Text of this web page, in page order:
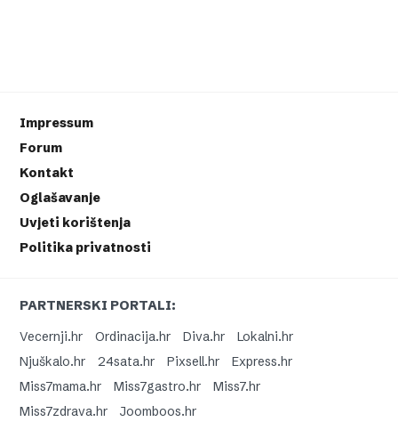
Impressum
Forum
Kontakt
Oglašavanje
Uvjeti korištenja
Politika privatnosti
PARTNERSKI PORTALI:
Vecernji.hr
Ordinacija.hr Diva.hr
Lokalni.hr
Njuškalo.hr
24sata.hr Pixsell.hr
Express.hr
Miss7mama.hr
Miss7gastro.hr
Miss7.hr
Miss7zdrava.hr
Joomboos.hr